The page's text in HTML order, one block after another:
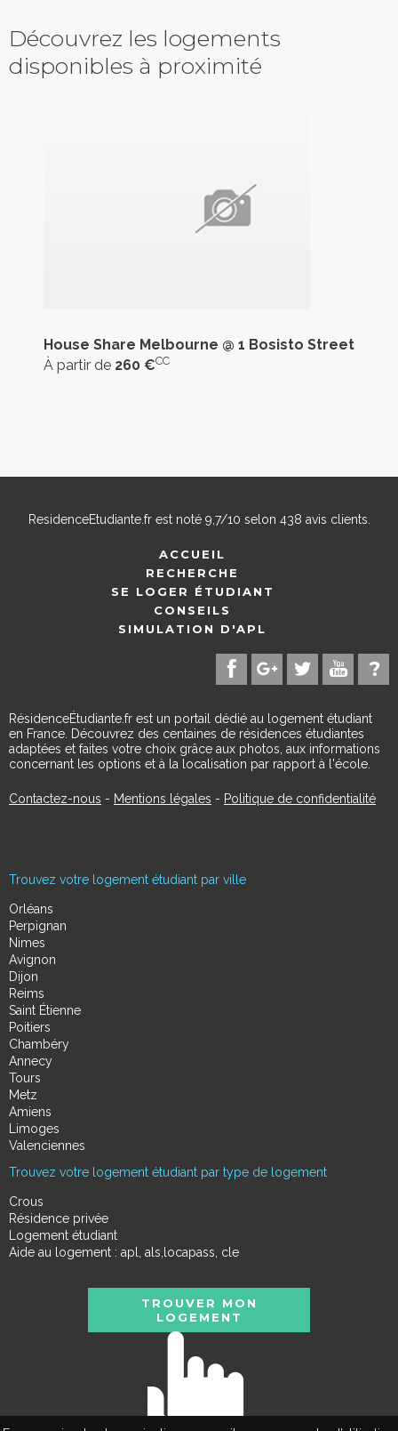
Découvrez les logements
disponibles à proximité
House Share Melbourne @ 1 Bosisto Street
À partir de 260 €CC
ResidenceEtudiante.frest noté 9,7/10 selon 438 avis clients.
ACCUEIL
RECHERCHE
SE LOGER ÉTUDIANT
CONSEILS
SIMULATION D'APL
RésidenceÉtudiante.fr est un portail dédié au logement étudiant
en France. Découvrez des centaines de résidences étudiantes
adaptées et faites votre choix grâce aux photos, aux informations
concernant les options et à la localisation par rapport à l'école.
Contactez-nous - Mentions légales - Politique de confidentialité
Trouvez votre logement étudiant par ville
Orléans
Perpignan
Nimes
Avignon
Dijon
Reims
Saint Étienne
Poitiers
Chambéry
Annecy
Tours
Metz
Amiens
Limoges
Valenciennes
Trouvez votre logement étudiant par type de logement
Crous
Résidence privée
Logement étudiant
Aide au logement : apl, als,locapass, cle
TROUVER MON
LOGEMENT